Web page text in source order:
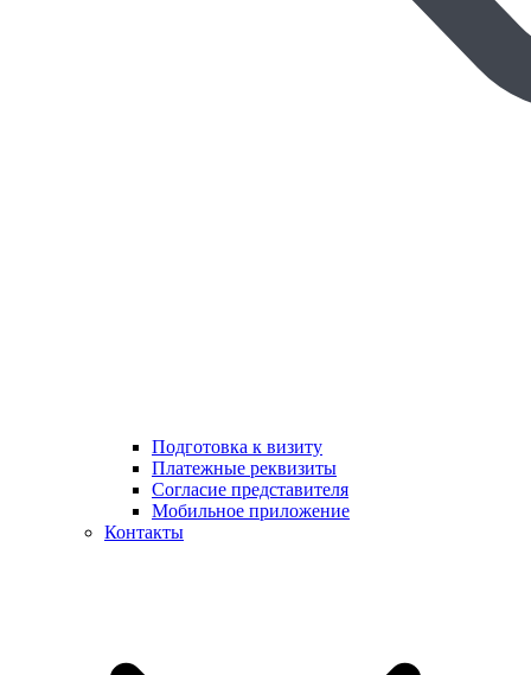
Подготовка к визиту
Платежные реквизиты
Согласие представителя
Мобильное приложение
Контакты